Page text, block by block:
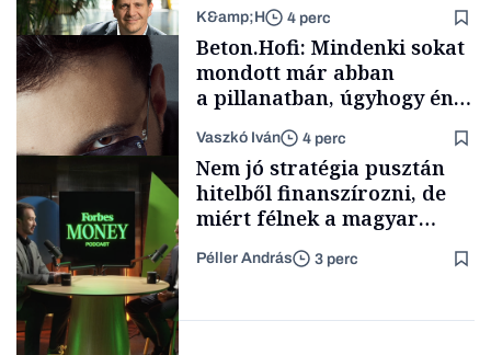
Családi
vállalkozások
TÁMOGATÓI
K&amp;H 4 perc
Forbes-sztori
Beton.Hofi: Mindenki sokat
mondott már abban
a pillanatban, úgyhogy én
a legsarkosabb
gondolataimat akartam
kimondani
Vaszkó Iván 4 perc
Nem jó stratégia pusztán
hitelből finanszírozni, de
miért félnek a magyar
cégek a tőzsdére lépéstől?
Péller András 3 perc